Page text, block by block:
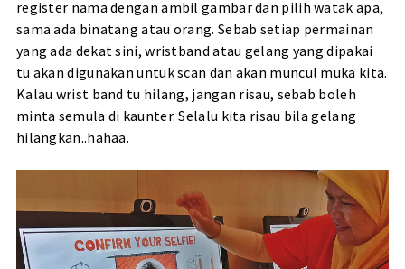
register nama dengan ambil gambar dan pilih watak apa,
sama ada binatang atau orang. Sebab setiap permainan
yang ada dekat sini, wristband atau gelang yang dipakai
tu akan digunakan untuk scan dan akan muncul muka kita.
Kalau wrist band tu hilang, jangan risau, sebab boleh
minta semula di kaunter. Selalu kita risau bila gelang
hilangkan..hahaa.